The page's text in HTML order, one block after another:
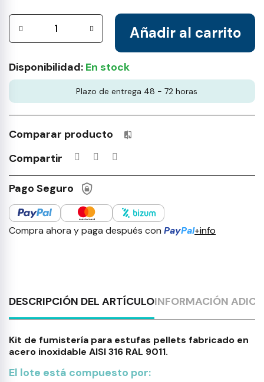
Añadir al carrito
Disponibilidad: En stock
Plazo de entrega 48 - 72 horas
Comparar producto Productos incluidos en tu lista
Compartir
Pago Seguro
Compra ahora y paga después con PayPal+info
DESCRIPCIÓN DEL ARTÍCULOINFORMACIÓN
Kit de fumistería para estufas pellets fabricado en
acero inoxidable AISI 316 RAL 9011.
El lote está compuesto por: